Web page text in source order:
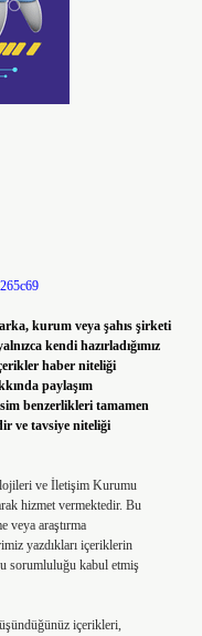
kurum veya şahıs şirketi
kendi hazırladığımız
haber niteliği
paylaşım
benzerlikleri tamamen
ve tavsiye niteliği
ve İletişim Kurumu
hizmet vermektedir. Bu
veya araştırma
yazdıkları içeriklerin
sorumluluğu kabul etmiş
içerikleri,